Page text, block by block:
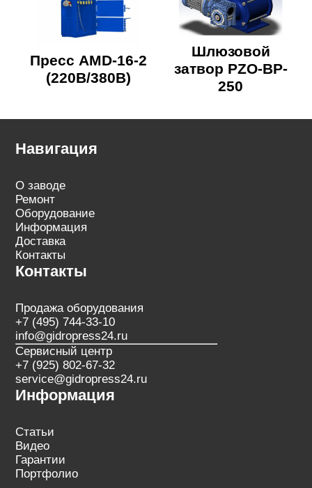
Пресс AMD-16-2
(220В/380В)
Шлюзовой
затвор PZO-BP-
250
Навигация
О заводе
Ремонт
Оборудование
Информация
Доставка
Контакты
Контакты
Продажа оборудования
+7 (495) 744-33-10
info@gidropress24.ru
Сервисный центр
+7 (925) 802-67-32
service@gidropress24.ru
Информация
Статьи
Видео
Гарантии
Портфолио